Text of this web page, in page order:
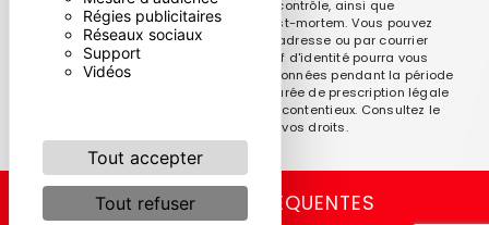
Régies publicitaires
Réseaux sociaux
Support
Vidéos
Tout accepter
Tout refuser
réclamation auprès d’une autorité de contrôle, ainsi que
d’organiser le sort de vos données post-mortem. Vous pouvez
exercer ces droits par voie postale à l'adresse ou par courrier
électronique à l'adresse . Un justificatif d'identité pourra vous
être demandé. Nous conservons vos données pendant la période
de prise de contact puis pendant la durée de prescription légale
aux fins probatoires et de gestion des contentieux. Consultez le
site cnil.fr pour plus d’informations sur vos droits.
RECHERCHES FRÉQUENTES